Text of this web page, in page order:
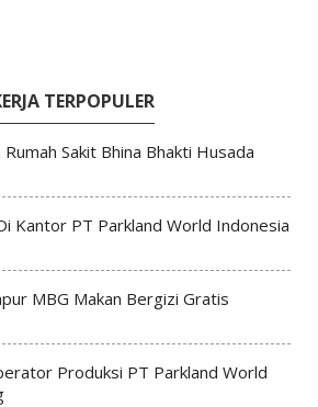
TERPOPULER
Sakit Bhina Bhakti Husada
Kantor PT Parkland World Indonesia
MBG Makan Bergizi Gratis
Produksi PT Parkland World